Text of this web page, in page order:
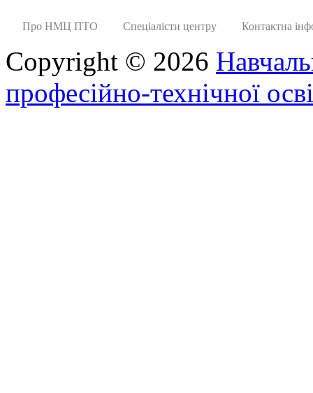
Про НМЦ ПТО Спеціалісти центру Контактна
Copyright © 2026
професійно-технічної